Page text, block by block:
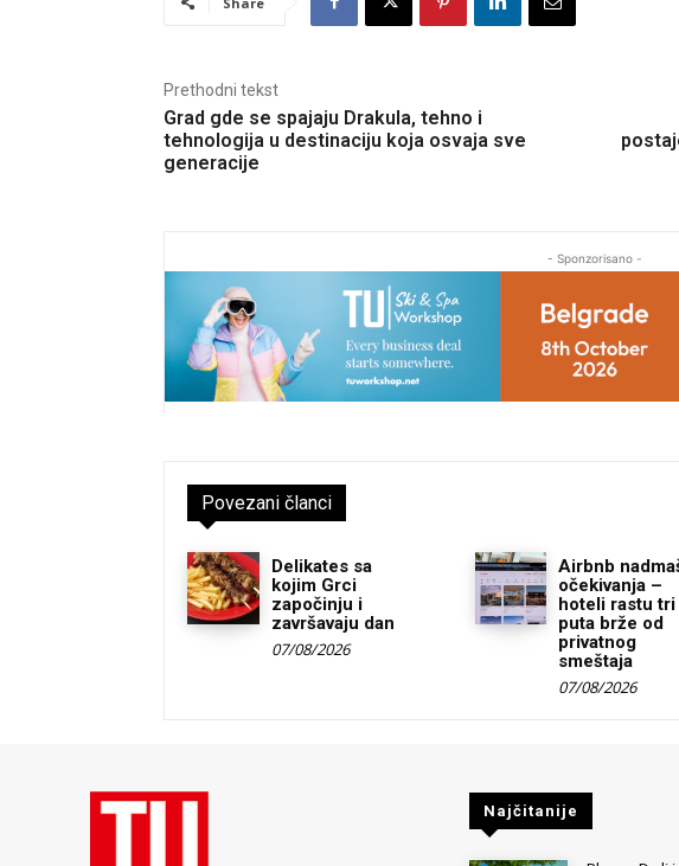
Prethodni tekst
Grad gde se spajaju Drakula, tehno i
tehnologija u destinaciju koja osvaja sve
generacije
- Sponzorisano -
Povezani članci
Delikates sa
kojim Grci
započinju i
završavaju dan
07/08/2026
Airbnb
očekivanja –
hoteli rastu tri
puta brže od
privatnog
smeštaja
07/08/2026
Najčitanije